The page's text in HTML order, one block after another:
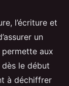
l’écriture et
un
aux
le début
à déchiffrer